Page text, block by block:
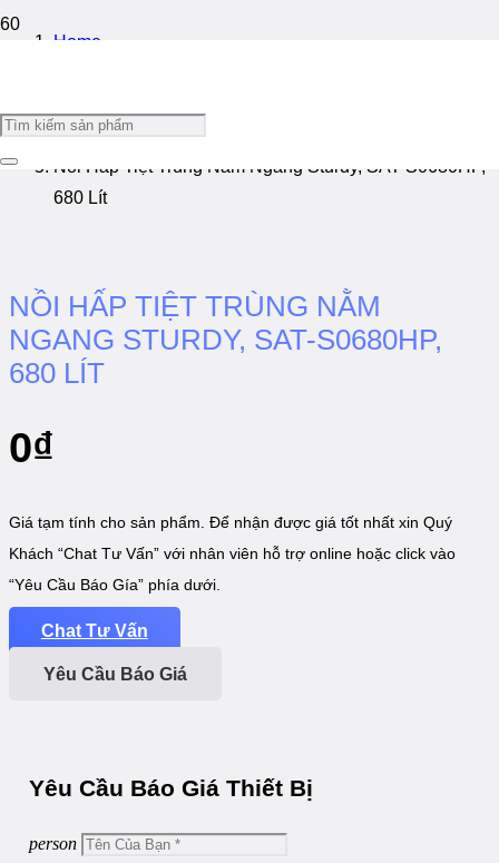
Home
/
Nồi Hấp Tiệt Trùng Nằm Ngang Sturdy, SAT-S0680HP,
680 Lít
NỒI HẤP TIỆT TRÙNG NẰM
NGANG STURDY, SAT-S0680HP,
680 LÍT
0₫
Giá tạm tính cho sản phẩm. Để nhận được giá tốt nhất xin Quý
Khách “Chat Tư Vấn” với nhân viên hỗ trợ online hoặc click vào
“Yêu Cầu Báo Gía” phía dưới.
Chat Tư Vấn
Yêu Cầu Báo Giá
Yêu Cầu Báo Giá Thiết Bị
person